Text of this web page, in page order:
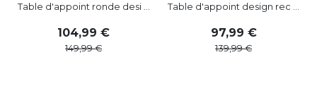
Table d'appoint ronde desi ...
104,99
149,99
Table d'appoint design rec ...
97,99
139,99